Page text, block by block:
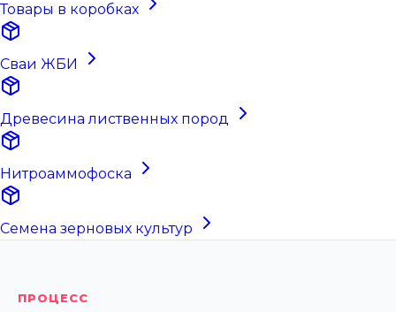
Товары в коробках
Сваи ЖБИ
Древесина лиственных пород
Нитроаммофоска
Семена зерновых культур
ПРОЦЕСС